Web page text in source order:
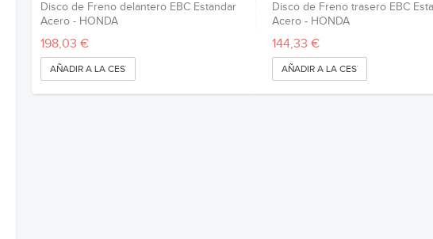
Disco de Freno delantero EBC Estandar
Acero - HONDA
198,03 €
AÑADIR A LA CESTA
Disco de Freno trasero EBC
Acero - HONDA
144,33 €
AÑADIR A LA CESTA